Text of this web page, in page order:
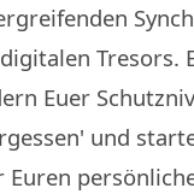
Tresors.
Euer
und
Euren